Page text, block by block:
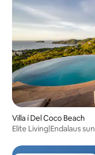
Villa í Del Coco Beach
Elite Living|Endalaus